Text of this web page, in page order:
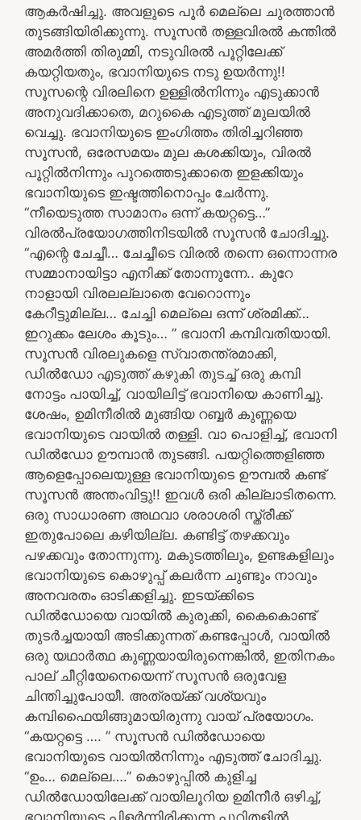
ആകർഷിച്ചു. അവളുടെ പൂർ മെല്ലെ ചുരത്താൻ
തുടങ്ങിയിരിക്കുന്നു. സൂസൻ തള്ളവിരൽ കന്തിൽ
അമർത്തി തിരുമ്മി, നടുവിരൽ പൂറ്റിലേക്ക്
കയറ്റിയതും, ഭവാനിയുടെ നടു ഉയർന്നു!!
സൂസന്റെ വിരലിനെ ഉള്ളിൽനിന്നും എടുക്കാൻ
അനുവദിക്കാതെ, മറുകൈ എടുത്ത് മുലയിൽ
വെച്ചു. ഭവാനിയുടെ ഇംഗിത്തം തിരിച്ചറിഞ്ഞ
സൂസൻ, ഒരേസമയം മുല കശക്കിയും, വിരൽ
പൂറ്റിൽനിന്നും പുറത്തെടുക്കാതെ ഇളക്കിയും
ഭവാനിയുടെ ഇഷ്ടത്തിനൊപ്പം ചേർന്നു.
“നീയെടുത്ത സാമാനം ഒന്ന് കയറ്റട്ടെ…”
വിരൽപ്രയോഗത്തിനിടയിൽ സൂസൻ ചോദിച്ചു.
“എന്റെ ചേച്ചീ… ചേച്ചീടെ വിരൽ തന്നെ ഒന്നൊന്നര
സമ്മാനായിട്ടാ എനിക്ക് തോന്നുന്നേ.. കുറേ
നാളായി വിരലല്ലാതെ വേറൊന്നും
കേറീട്ടുമില്ല… ചേച്ചി മെല്ലെ ഒന്ന് ശ്രമിക്ക്…
ഇറുക്കം ലേശം കൂടും… ” ഭവാനി കമ്പിവതിയായി.
സൂസൻ വിരലുകളെ സ്വാതന്ത്രമാക്കി,
ഡിൽഡോ എടുത്ത് കഴുകി തുടച്ച് ഒരു കമ്പി
നോട്ടം പായിച്ച്, വായിലിട്ട് ഭവാനിയെ കാണിച്ചു.
ശേഷം, ഉമിനീരിൽ മുങ്ങിയ റബ്ബർ കുണ്ണയെ
ഭവാനിയുടെ വായിൽ തള്ളി. വാ പൊളിച്ച്, ഭവാനി
ഡിൽഡോ ഊമ്പാൻ തുടങ്ങി. പയറ്റിത്തെളിഞ്ഞ
ആളെപ്പോലെയുള്ള ഭവാനിയുടെ ഊമ്പൽ കണ്ട്
സൂസൻ അന്തംവിട്ടു!! ഇവൾ ഒരി കില്ലാടിതന്നെ.
ഒരു സാധാരണ അഥവാ ശരാശരി സ്ത്രീക്ക്
ഇതുപോലെ കഴിയില്ല. കണ്ടിട്ട് തഴക്കവും
പഴക്കവും തോന്നുന്നു. മകുടത്തിലും, ഉണ്ടകളിലും
ഭവാനിയുടെ കൊഴുപ്പ് കലർന്ന ചുണ്ടും നാവും
അനവരതം ഓടിക്കളിച്ചു. ഇടയ്ക്കിടെ
ഡിൽഡോയെ വായിൽ കുരുക്കി, കൈകൊണ്ട്
തുടർച്ചയായി അടിക്കുന്നത് കണ്ടപ്പോൾ, വായിൽ
ഒരു യഥാർത്ഥ കുണ്ണയായിരുന്നെങ്കിൽ, ഇതിനകം
പാല് ചീറ്റിയേനെയെന്ന് സൂസൻ ഒരുവേള
ചിന്തിച്ചുപോയീ. അത്രയ്ക്ക് വശ്യവും
കമ്പിഫൈയിങ്ങുമായിരുന്നു വായ് പ്രയോഗം.
“കയറ്റട്ടെ …. ” സൂസൻ ഡിൽഡോയെ
ഭവാനിയുടെ വായിൽനിന്നും എടുത്ത് ചോദിച്ചു.
“ഉം… മെല്ലെ….” കൊഴുപ്പിൽ കുളിച്ച
ഡിൽഡോയിലേക്ക് വായിലൂറിയ ഉമിനീർ ഒഴിച്ച്,
ഭവാനിയുടെ പിളർന്നിരിക്കുന്ന പൂറിതളിൽ